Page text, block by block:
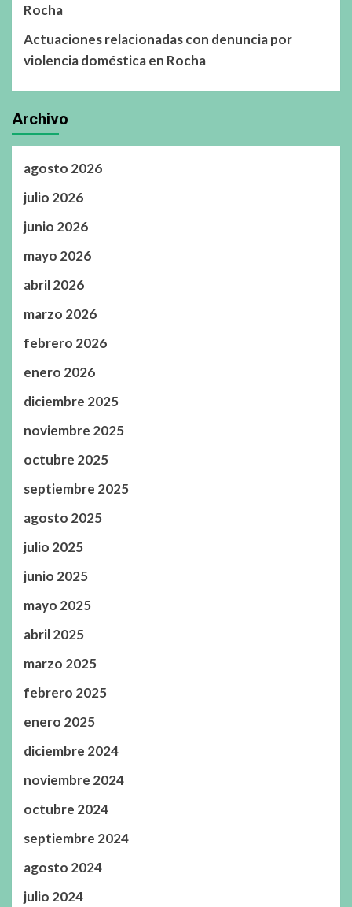
Rocha
Actuaciones relacionadas con denuncia por
violencia doméstica en Rocha
Archivo
agosto 2026
julio 2026
junio 2026
mayo 2026
abril 2026
marzo 2026
febrero 2026
enero 2026
diciembre 2025
noviembre 2025
octubre 2025
septiembre 2025
agosto 2025
julio 2025
junio 2025
mayo 2025
abril 2025
marzo 2025
febrero 2025
enero 2025
diciembre 2024
noviembre 2024
octubre 2024
septiembre 2024
agosto 2024
julio 2024